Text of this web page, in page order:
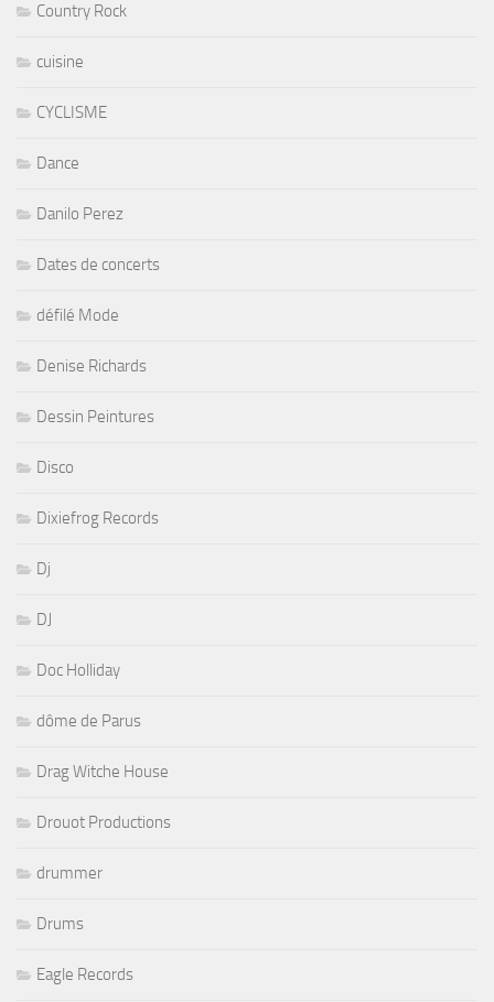
Country Rock
cuisine
CYCLISME
Dance
Danilo Perez
Dates de concerts
défilé Mode
Denise Richards
Dessin Peintures
Disco
Dixiefrog Records
Dj
DJ
Doc Holliday
dôme de Parus
Drag Witche House
Drouot Productions
drummer
Drums
Eagle Records